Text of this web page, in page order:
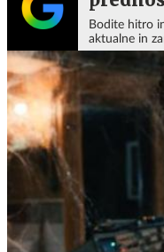
Bodite hitro
aktualne in